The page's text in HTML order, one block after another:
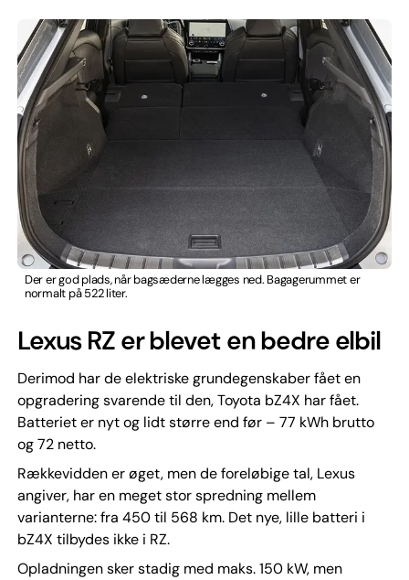
Der er god plads, når bagsæderne lægges ned. Bagagerummet er
normalt på 522 liter.
Lexus RZ er blevet en bedre elbil
Derimod har de elektriske grundegenskaber fået en
opgradering svarende til den, Toyota bZ4X har fået.
Batteriet er nyt og lidt større end før – 77 kWh brutto
og 72 netto.
Rækkevidden er øget, men de foreløbige tal, Lexus
angiver, har en meget stor spredning mellem
varianterne: fra 450 til 568 km. Det nye, lille batteri i
bZ4X tilbydes ikke i RZ.
Opladningen sker stadig med maks. 150 kW, men